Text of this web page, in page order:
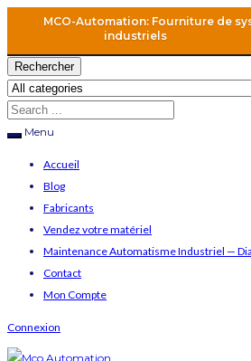
MCO-Automation: Fourniture de
industriels
Rechercher
Menu
Accueil
Blog
Fabricants
Vendez votre matériel
Maintenance Automatisme Industriel —
Contact
Mon Compte
Connexion